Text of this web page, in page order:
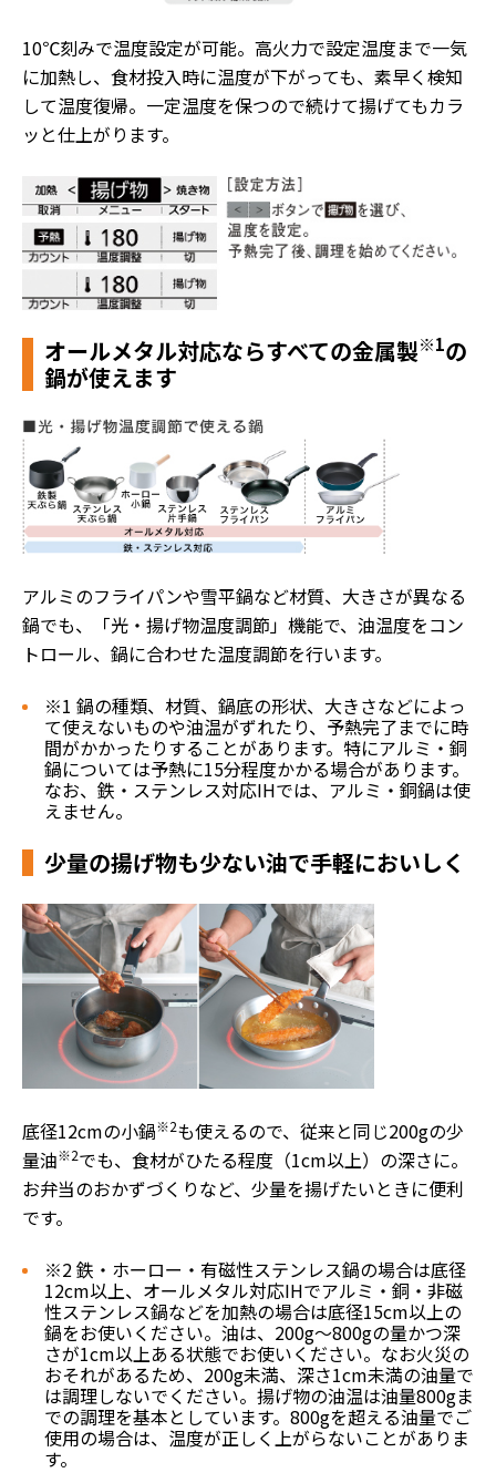
10℃刻みで温度設定が可能。高火力で設定温度まで一気
に加熱し、食材投入時に温度が下がっても、素早く検知
して温度復帰。一定温度を保つので続けて揚げてもカラ
ッと仕上がります。
オールメタル対応ならすべての金属製※1の
鍋が使えます
アルミのフライパンや雪平鍋など材質、大きさが異なる
鍋でも、「光・揚げ物温度調節」機能で、油温度をコン
トロール、鍋に合わせた温度調節を行います。
※1 鍋の種類、材質、鍋底の形状、大きさなどによっ
て使えないものや油温がずれたり、予熱完了までに時
間がかかったりすることがあります。特にアルミ・銅
鍋については予熱に15分程度かかる場合があります。
なお、鉄・ステンレス対応IHでは、アルミ・銅鍋は使
えません。
少量の揚げ物も少ない油で手軽においしく
底径12cmの小鍋※2も使えるので、従来と同じ200gの少
量油※2でも、食材がひたる程度（1cm以上）の深さに。
お弁当のおかずづくりなど、少量を揚げたいときに便利
です。
※2 鉄・ホーロー・有磁性ステンレス鍋の場合は底径
12cm以上、オールメタル対応IHでアルミ・銅・非磁
性ステンレス鍋などを加熱の場合は底径15cm以上の
鍋をお使いください。油は、200g～800gの量かつ深
さが1cm以上ある状態でお使いください。なお火災の
おそれがあるため、200g未満、深さ1cm未満の油量で
は調理しないでください。揚げ物の油温は油量800gま
での調理を基本としています。800gを超える油量でご
使用の場合は、温度が正しく上がらないことがありま
す。